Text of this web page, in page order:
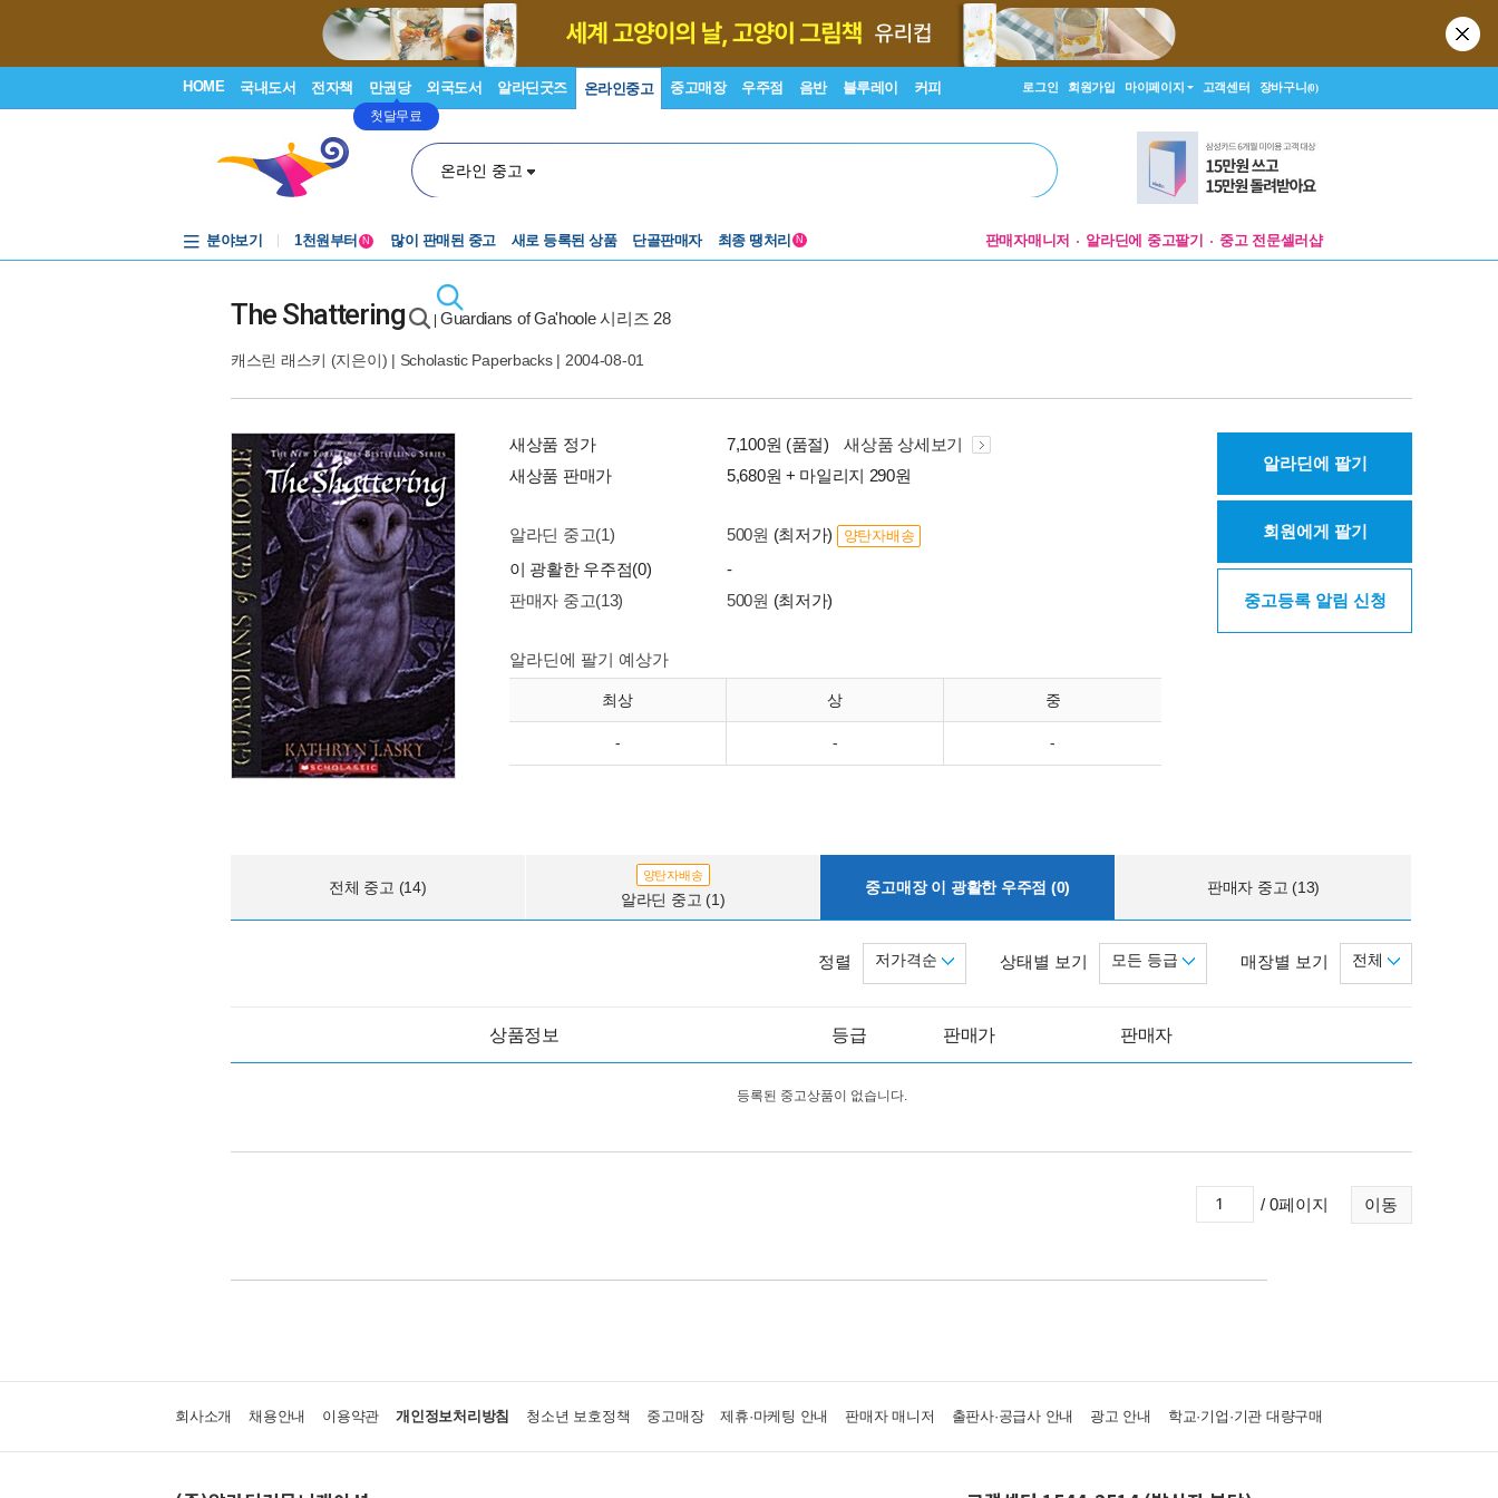
HOME 국내도서 전자책 만권당
첫달무료
외국도서 알라딘굿즈 온라인중고 중고매장 우주점 음반 블루레이 커피 로그인 회원가입 마이페이지 고객센터 장바구니(0)
온라인 중고
분야보기
1천원부터
N 많이 판매된 중고 새로 등록된 상품 단골판매자 최종 땡처리 N 판매자매니저 알라딘에 중고팔기 중고 전문셀러샵
The Shattering Guardians of Ga'hoole 시리즈 28
캐스린 래스키 (지은이) | Scholastic Paperbacks| 2004-08-01
새상품 정가 7,100원 (품절)
새상품 상세보기
새상품 판매가
5,680원 + 마일리지 290원
알라딘 중고(1) 500원 (최저가) 양탄자배송
이 광활한 우주점(0)
-
판매자 중고(13)
500원 (최저가)
알라딘에 팔기 예상가
최상 상 중
- - -
알라딘에 팔기
회원에게 팔기
중고등록 알림 신청
전체 중고 (14)
양탄자배송
알라딘 중고 (1)
중고매장 이 광활한 우주점 (0) 판매자 중고 (13)
매장별 보기 전체
상태별 보기 모든 등급
정렬 저가격순
상품정보 등급 판매가 판매자
등록된 중고상품이 없습니다.
이동
/ 0페이지
회사소개 채용안내 이용약관 개인정보처리방침 청소년 보호정책 중고매장 제휴·마케팅 안내 판매자 매니저 출판사·공급사 안내 광고 안내 학교·기업·기관 대량구매